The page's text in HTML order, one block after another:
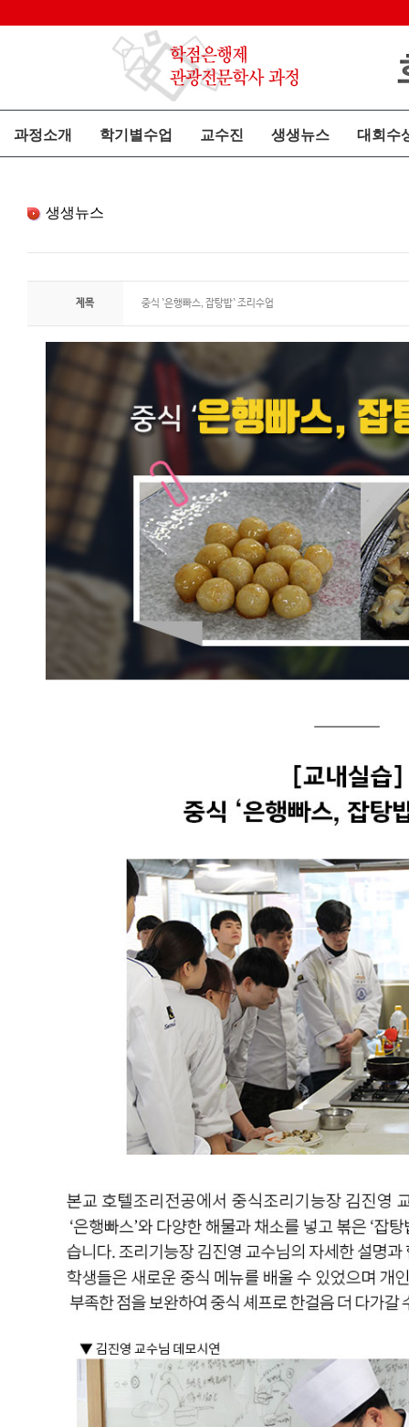
과정소개 학기별수업 교수진 생생뉴스 대회수
생생뉴스
제목 중식 `은행빠스, 잡탕밥` 조리수업